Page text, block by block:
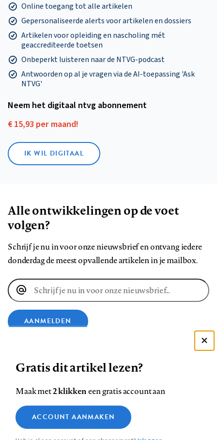
Online toegang tot alle artikelen
Gepersonaliseerde alerts voor artikelen en dossiers
Artikelen voor opleiding en nascholing mét
geaccrediteerde toetsen
Onbeperkt luisteren naar de NTVG-podcast
Antwoorden op al je vragen via de AI-toepassing 'Ask
NTVG'
Neem het digitaal ntvg abonnement
€ 15,93 per maand!
IK WIL DIGITAAL
Alle ontwikkelingen op de voet
volgen?
Schrijf je nu in voor onze nieuwsbrief en ontvang iedere
donderdag de meest opvallende artikelen in je mailbox.
E-
mailadres
AANMELDEN
op
Facebook
op
LinkedIn
op
Bluesky
ons
op
InstagramYouTube
Footer
Contact Colofon Disclaimer Privacy
Medische vragen verdienen
betrouwbare antwoorden
Zie onze cookie policy
Analytische cookies
Gratis dit artikel lezen?
Maak met2 klikkeneen gratis account aan
ACCOUNT AANMAKEN